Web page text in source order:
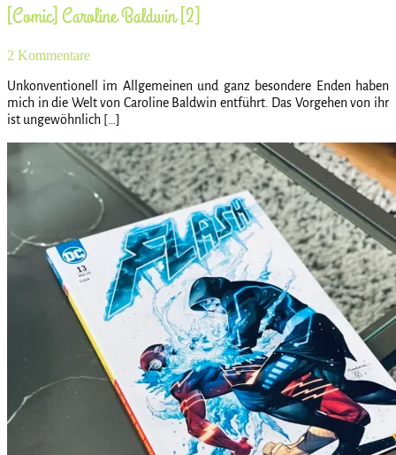
[Comic] Caroline Baldwin [2]
2 Kommentare
Unkonventionell im Allgemeinen und ganz besondere Enden haben
mich in die Welt von Caroline Baldwin entführt. Das Vorgehen von ihr
ist ungewöhnlich […]